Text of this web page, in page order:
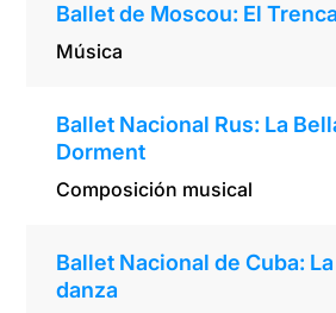
Ballet de Moscou: El
Música
Ballet Nacional Rus: La
Dorment
Composición musical
Ballet Nacional de Cuba:
danza